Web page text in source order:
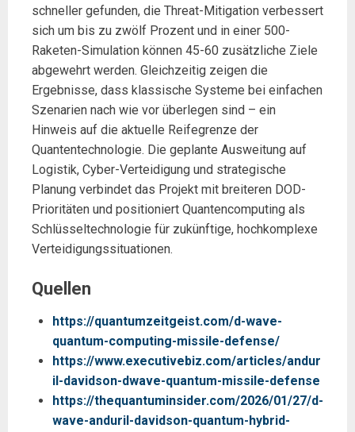
schneller gefunden, die Threat-Mitigation verbessert
sich um bis zu zwölf Prozent und in einer 500-
Raketen-Simulation können 45-60 zusätzliche Ziele
abgewehrt werden. Gleichzeitig zeigen die
Ergebnisse, dass klassische Systeme bei einfachen
Szenarien nach wie vor überlegen sind – ein
Hinweis auf die aktuelle Reifegrenze der
Quantentechnologie. Die geplante Ausweitung auf
Logistik, Cyber-Verteidigung und strategische
Planung verbindet das Projekt mit breiteren DOD-
Prioritäten und positioniert Quantencomputing als
Schlüsseltechnologie für zukünftige, hochkomplexe
Verteidigungssituationen.
Quellen
https://quantumzeitgeist.com/d-wave-
quantum-computing-missile-defense/
https://www.executivebiz.com/articles/andur
il-davidson-dwave-quantum-missile-defense
https://thequantuminsider.com/2026/01/27/d-
wave-anduril-davidson-quantum-hybrid-